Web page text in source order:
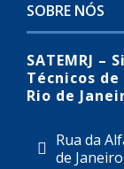
SOBRE NÓS
SATEMRJ
Técnicos
Rio de
Rua da
de Janeiro